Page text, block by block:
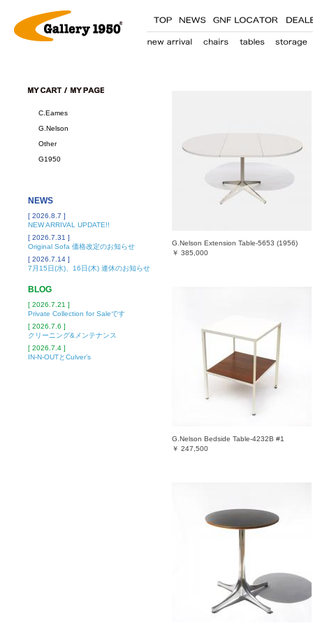
C.Eames
G.Nelson
Other
G1950
NEWS
[ 2026.8.7 ]
NEW ARRIVAL UPDATE!!
[ 2026.7.31 ]
Original Sofa 価格改定のお知らせ
[ 2026.7.14 ]
7月15日(水)、16日(木) 連休のお知らせ
BLOG
[ 2026.7.21 ]
Private Collection for Saleです
[ 2026.7.6 ]
クリーニング&メンテナンス
[ 2026.7.4 ]
IN-N-OUTとCulver’s
G.Nelson Extension Table-5653 (1956)
￥ 385,000
G.Nelson Bedside Table-4232B #1
￥ 247,500